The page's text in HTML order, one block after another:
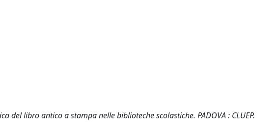
del libro antico a stampa nelle biblioteche scolastiche. PADOVA : CLUEP.